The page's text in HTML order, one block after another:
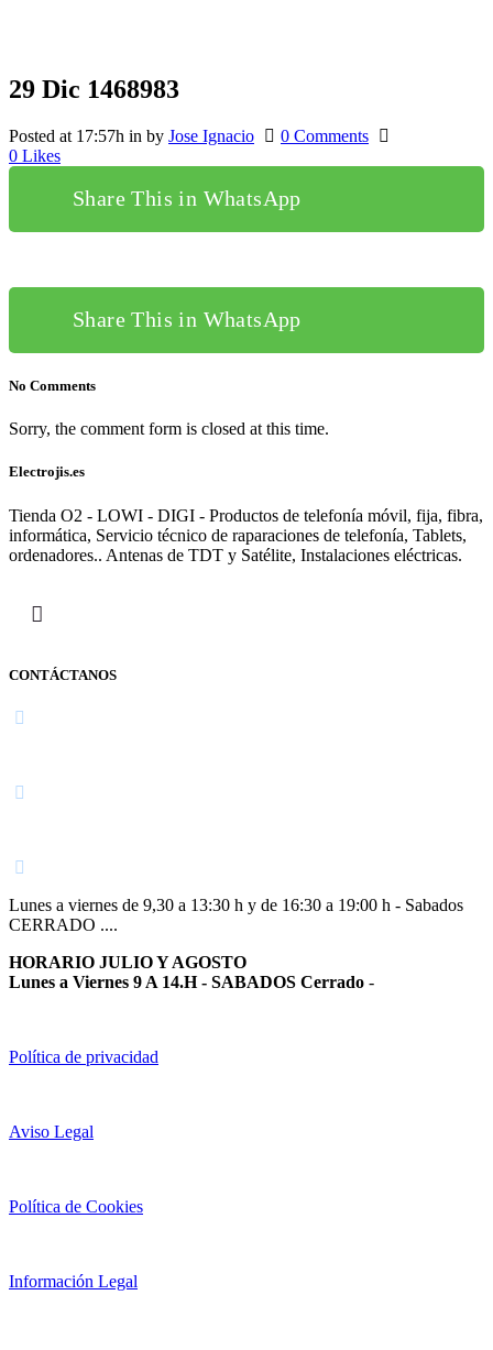
29 Dic 1468983
Posted at 17:57h in by Jose Ignacio
0 Comments
0 Likes
Share This in WhatsApp
Share This in WhatsApp
No Comments
Sorry, the comment form is closed at this time.
Electrojis.es
Tienda O2 - LOWI - DIGI - Productos de telefonía móvil, fija, fibra,
informática, Servicio técnico de raparaciones de telefonía, Tablets,
ordenadores.. Antenas de TDT y Satélite, Instalaciones eléctricas.
CONTÁCTANOS
Lunes a viernes de 9,30 a 13:30 h y de 16:30 a 19:00 h - Sabados
CERRADO ....
HORARIO JULIO Y AGOSTO
Lunes a Viernes 9 A 14.H - SABADOS Cerrado -
Política de privacidad
Aviso Legal
Política de Cookies
Información Legal